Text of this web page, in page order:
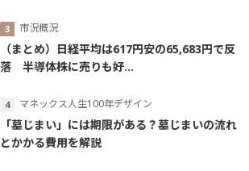
市況概況
（まとめ）日経平均は617円安の65,683円で反
落 半導体株に売りも好...
マネックス人生100年デザイン
「墓じまい」には期限がある？墓じまいの流れ
とかかる費用を解説